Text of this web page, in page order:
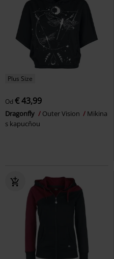
Plus Size
Od € 43,99
Dragonfly Outer Vision
Mikina
s kapucňou